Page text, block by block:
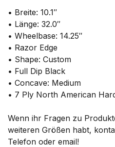
• Breite: 10.1″
• Länge: 32.0″
• Wheelbase: 14.25″
• Razor Edge
• Shape: Custom
• Full Dip Black
• Concave: Medium
• 7 Ply North American
Wenn ihr Fragen zu
weiteren Größen habt,
Telefon oder email!